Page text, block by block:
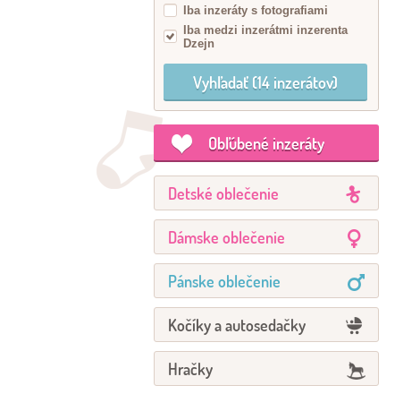
Iba inzeráty s fotografiami
Iba medzi inzerátmi inzerenta
Dzejn
Obľúbené inzeráty
Detské oblečenie
Dámske oblečenie
Pánske oblečenie
Kočíky a autosedačky
Hračky